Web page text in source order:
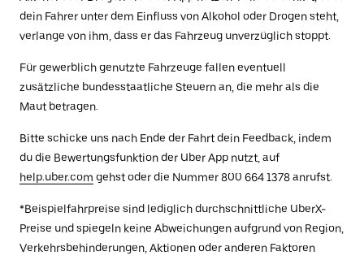
dein Fahrer unter dem Einfluss von Alkohol oder Drogen steht,
verlange von ihm, dass er das Fahrzeug unverzüglich stoppt.
Für gewerblich genutzte Fahrzeuge fallen eventuell
zusätzliche bundesstaatliche Steuern an, die mehr als die
Maut betragen.
Bitte schicke uns nach Ende der Fahrt dein Feedback, indem
du die Bewertungsfunktion der Uber App nutzt, auf
help.uber.com gehst oder die Nummer 800 664 1378 anrufst.
*Beispielfahrpreise sind lediglich durchschnittliche UberX-
Preise und spiegeln keine Abweichungen aufgrund von Region,
Verkehrsbehinderungen, Aktionen oder anderen Faktoren